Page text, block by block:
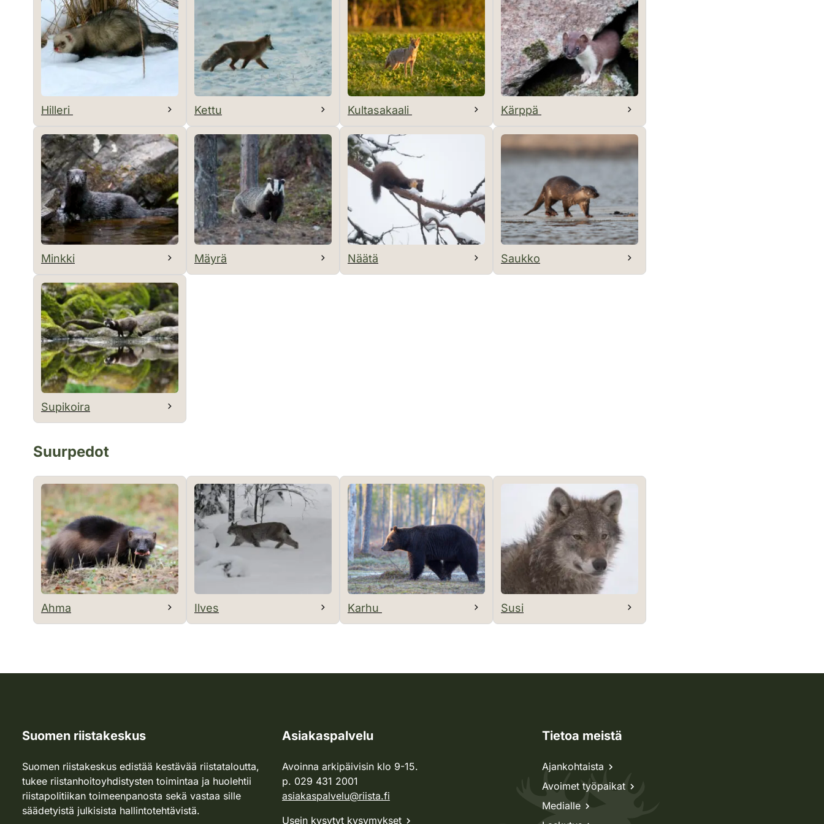
Hilleri Kettu Kultasakaali Kärppä
Minkki Mäyrä Näätä Saukko
Supikoira
Suurpedot
Ahma Ilves Karhu Susi
Suomen riistakeskus
Suomen riistakeskus edistää kestävää riistataloutta,
tukee riistanhoitoyhdistysten toimintaa ja huolehtii
riistapolitiikan toimeenpanosta sekä vastaa sille
säädetyistä julkisista hallintotehtävistä.
Asiakaspalvelu
Avoinna arkipäivisin klo 9-15.
p. 029 431 2001
asiakaspalvelu@riista.fi
Usein kysytyt kysymykset
Tietoa meistä
Ajankohtaista
Avoimet työpaikat
Medialle